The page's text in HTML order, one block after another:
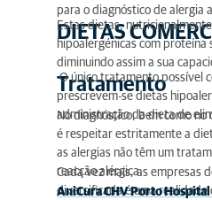
para o diagnóstico de alergia
DIETAS
Estas dietas,
hipoalergénicas com
diminuindo assim a sua
Tratamento
O único tratamento possível
prescrevem-se dietas
administração da dieta de
No diagnóstico, bem como
é respeitar estritamente a
as alergias não têm um
reacção alérgica.
Cada vez mais, as empresas
diversificada é uma realidade
AniCura CHV Porto